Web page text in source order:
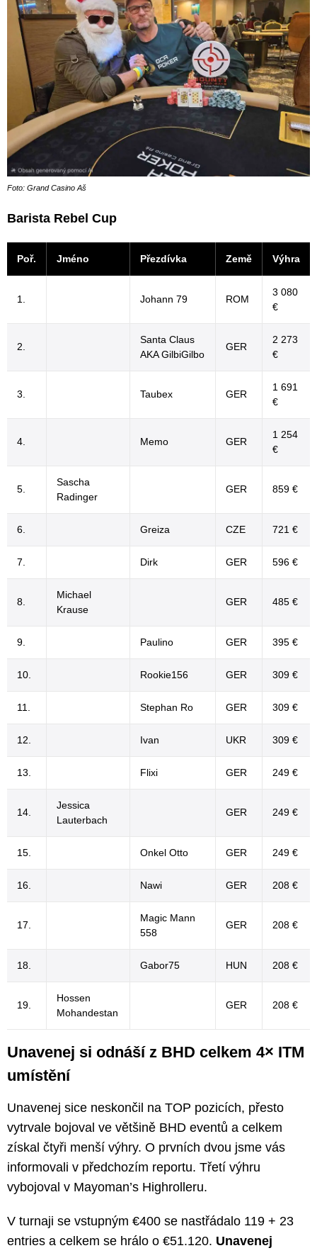
Foto: Grand Casino Aš
Barista Rebel Cup
Poř. Jméno Přezdívka Země Výhra
1. Johann 79 ROM
3 080
€
2.
Santa Claus
AKA GilbiGilbo
GER
2 273
€
3. Taubex GER
1 691
€
4. Memo GER
1 254
€
5.
Sascha
Radinger
GER 859 €
6. Greiza CZE 721 €
7. Dirk GER 596 €
8.
Michael
Krause
GER 485 €
9. Paulino GER 395 €
10. Rookie156 GER 309 €
11. Stephan Ro GER 309 €
12. Ivan UKR 309 €
13. Flixi GER 249 €
14.
Jessica
Lauterbach
GER 249 €
15. Onkel Otto GER 249 €
16. Nawi GER 208 €
17.
Magic Mann
558
GER 208 €
18. Gabor75 HUN 208 €
19.
Hossen
Mohandestan
GER 208 €
Unavenej si odnáší z BHD celkem 4× ITM
umístění
Unavenej sice neskončil na TOP pozicích, přesto
vytrvale bojoval ve většině BHD eventů a celkem
získal čtyři menší výhry. O prvních dvou jsme vás
informovali v předchozím reportu. Třetí výhru
vybojoval v Mayoman’s Highrolleru.
V turnaji se vstupným €400 se nastřádalo 119 + 23
entries a celkem se hrálo o €51.120. Unavenej